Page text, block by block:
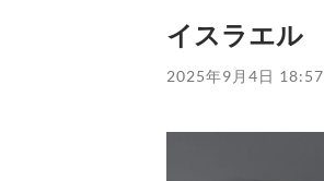
イスラエル
2025年9月4日 18:57